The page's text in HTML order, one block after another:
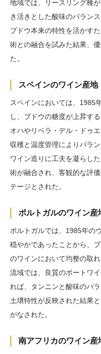
地域では、リースリング種
き活きとした酸味のバラン
ブドウ本来の特性を活かす
術との融合を試みた結果、
た。
スペインのワイン産地
スペインにおいては、1985
し、ブドウの糖度が上昇す
オハやリベラ・デル・ドゥ
収穫と温度管理によりバラ
ワイン造りに工夫を凝らし
術が融合され、客観的な評
テージとされた。
ポルトガルのワイン産
ポルトガルでは、1985年の
穏やかであったことから、
のワインにおいて均整の取
流域では、良質のポートワ
れば、タンニンと酸味のバ
土壌特性が反映された結果
がなされた。
南アフリカのワイン産